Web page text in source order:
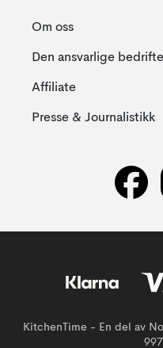
Om oss
Den ansvarlige
Affiliate
Presse & Journalistikk
KitchenTime - En del av